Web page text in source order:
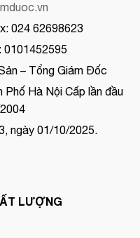
024 62698623
0101452595
– Tổng Giám Đốc
Hà Nội Cấp lần đầu
ngày 01/10/2025.
LƯỢNG